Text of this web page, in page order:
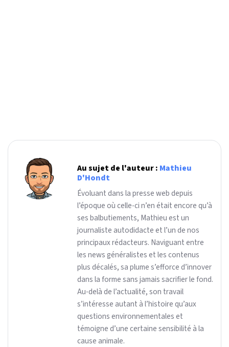
Au sujet de l'auteur : Mathieu
D'Hondt
Évoluant dans la presse web depuis
l’époque où celle-ci n’en était encore qu’à
ses balbutiements, Mathieu est un
journaliste autodidacte et l’un de nos
principaux rédacteurs. Naviguant entre
les news généralistes et les contenus
plus décalés, sa plume s’efforce d’innover
dans la forme sans jamais sacrifier le fond.
Au-delà de l’actualité, son travail
s’intéresse autant à l’histoire qu’aux
questions environnementales et
témoigne d’une certaine sensibilité à la
cause animale.